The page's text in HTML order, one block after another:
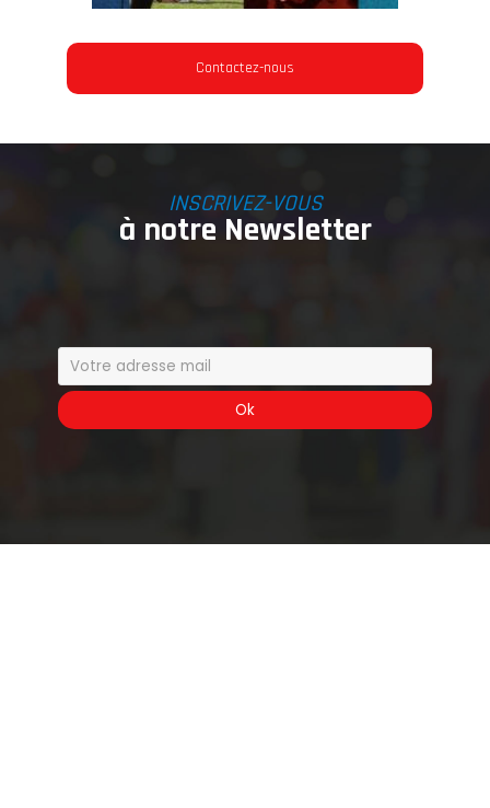
Contactez-nous
INSCRIVEZ-VOUS
à notre Newsletter